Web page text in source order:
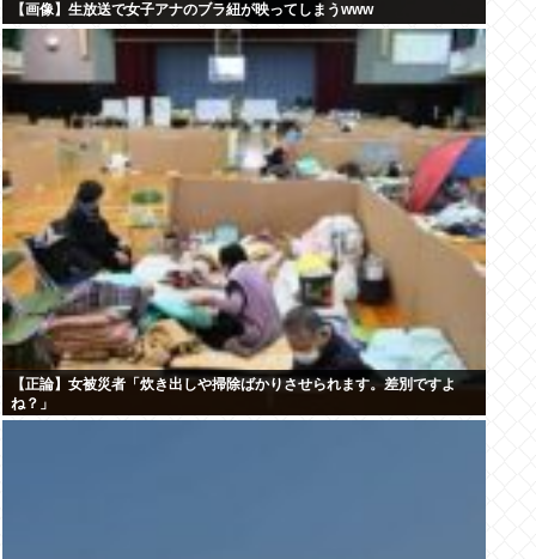
【画像】生放送で女子アナのブラ紐が映ってしまうwww
【正論】女被災者「炊き出しや掃除ばかりさせられます。差別ですよ
ね？」